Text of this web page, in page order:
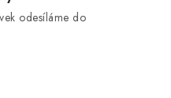
odesíláme do